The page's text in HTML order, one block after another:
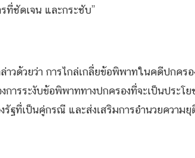
ที่ชัดเจน และกระชับ”
าวด้วยว่า การไกล่เกลี่ยข้อพิพาทในคดีปกคร
การระงับข้อพิพาททางปกครองที่จะเป็นประโ
รัฐที่เป็นคู่กรณี และส่งเสริมการอำนวยความ